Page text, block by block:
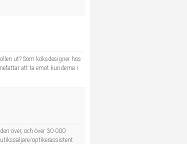
ut? Som köksdesigner hos
att ta emot kunderna i
över, och över 30 000
optikerassistent